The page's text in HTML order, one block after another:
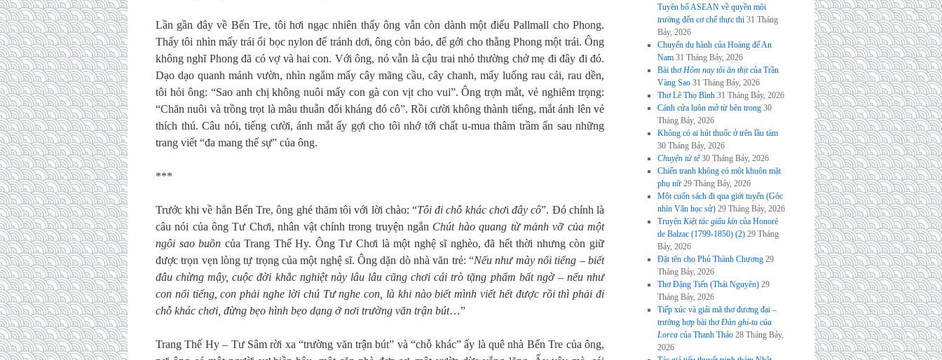
Lần gần đây về Bến Tre, tôi hơi ngạc nhiên thấy ông vẫn còn dành một điếu Pallmall cho Phong.
Thấy tôi nhìn mấy trái ổi bọc nylon để tránh dơi, ông còn bảo, để gởi cho thằng Phong một trái. Ông
không nghĩ Phong đã có vợ và hai con. Với ông, nó vẫn là cậu trai nhỏ thường chở mẹ đi đây đi đó.
Dạo dạo quanh mảnh vườn, nhìn ngắm mấy cây mãng cầu, cây chanh, mấy luống rau cải, rau dền,
tôi hỏi ông: “Sao anh chị không nuôi mấy con gà con vịt cho vui”. Ông trợn mắt, vẻ nghiêm trọng:
“Chăn nuôi và trồng trọt là mâu thuẫn đối kháng đó cô”. Rồi cười không thành tiếng, mắt ánh lên vẻ
thích thú. Câu nói, tiếng cười, ánh mắt ấy gợi cho tôi nhớ tới chất u-mua thâm trầm ẩn sau những
trang viết “đa mang thế sự” của ông.
***
Trước khi về hẳn Bến Tre, ông ghé thăm tôi với lời chào: “Tôi đi chỗ khác chơiđây cô”. Đó chính là
câu nói của ông Tư Chơi, nhân vật chính trong truyện ngắn Chút hào quang từ mảnh vỡ của một
ngôi sao buồn của Trang Thế Hy. Ông Tư Chơi là một nghệ sĩ nghèo, đã hết thời nhưng còn giữ
được trọn vẹn lòng tự trọng của một nghệ sĩ. Ông dặn dò nhà văn trẻ: “Nếu như mày nổi tiếng –biết
đâu chừng mậy, cuộc đời khắc nghiệt này lâu lâu cũng chơi cái trò tặng phẩm bất ngờ –nếu như
con nổi tiếng, con phải nghe lời chú Tư nghe con, là khi nào biết mình viết hết được rồi thì phải đi
chỗ khác chơi, đừng bẹo hình bẹo dạng ở nơi trường văn trận bút…”
Trang Thế Hy – Tư Sâm rời xa “trường văn trận bút” và “chỗ khác” ấy là quê nhà Bến Tre của ông,
Tuyên bố ASEAN về quyền môi
trường đến cơ chế thực thi 31 Tháng
Bảy, 2026
Chuyến du hành của Hoàng đế An
Nam 31 Tháng Bảy, 2026
Bài thơHôm nay tôi ăn thịtcủa Trần
Vàng Sao 31 Tháng Bảy, 2026
Thơ Lê Thọ Bình 31 Tháng Bảy, 2026
Cánh cửa luôn mở từ bên trong 30
Tháng Bảy, 2026
Không có ai hút thuốc ở trên lầu tám
30 Tháng Bảy, 2026
Chuyện tử tế 30 Tháng Bảy, 2026
Chiến tranh không có một khuôn mặt
phụ nữ 29 Tháng Bảy, 2026
Một cuốn sách đi qua giới tuyến (Góc
nhìn Văn học sử) 29 Tháng Bảy, 2026
Truyện Kiệt tác giấu kíncủa Honoré
de Balzac (1799-1850) (2) 29 Tháng
Bảy, 2026
Đặt tên cho Phủ Thành Chương 29
Tháng Bảy, 2026
Thơ Đặng Tiến (Thái Nguyên) 29
Tháng Bảy, 2026
Tiếp xúc và giải mã thơ đương đại –
trường hợp bài thơĐàn ghi-ta của
Lorcacủa Thanh Thảo 28 Tháng Bảy,
2026